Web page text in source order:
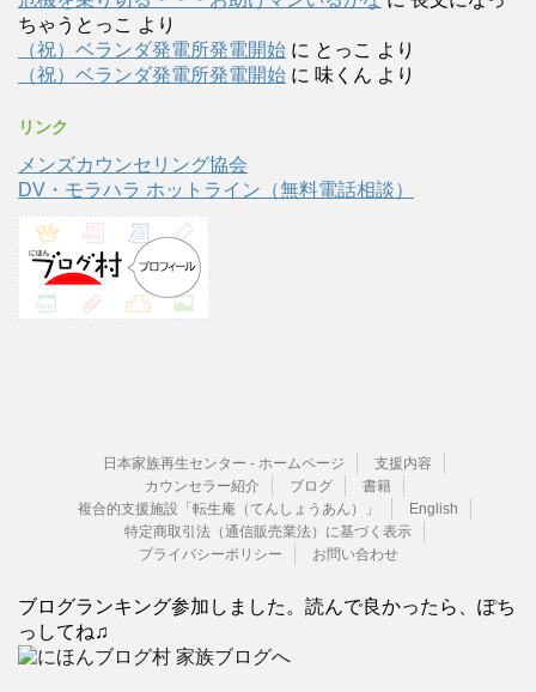
ちゃうとっこ より
（祝）ベランダ発電所発電開始 に とっこ より
（祝）ベランダ発電所発電開始 に 味くん より
リンク
メンズカウンセリング協会
DV・モラハラ ホットライン（無料電話相談）
日本家族再生センター - ホームページ
支援内容
カウンセラー紹介
ブログ
書籍
複合的支援施設「転生庵（てんしょうあん）」
English
特定商取引法（通信販売業法）に基づく表示
プライバシーポリシー
お問い合わせ
ブログランキング参加しました。読んで良かったら、ぽち
っしてね♫